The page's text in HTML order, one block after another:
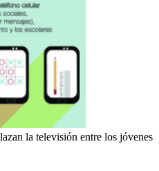
la televisión entre los jóvenes